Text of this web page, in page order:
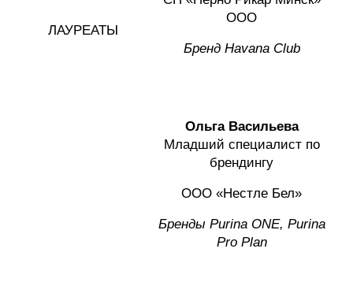
ЛАУРЕАТЫ
ООО
Бренд Havana Club
Ольга Васильева
Младший специалист по
брендингу
ООО «Нестле Бел»
Бренды Purina ONE, Purina
Pro Plan